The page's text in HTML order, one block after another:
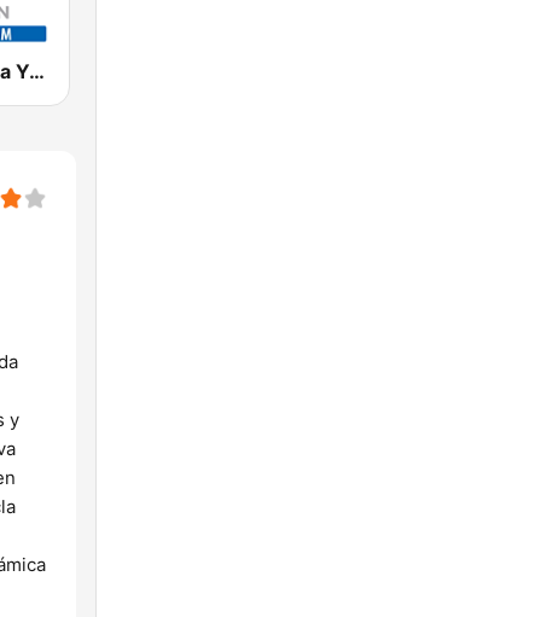
Radio Fórmula Yucatán 94.5 FM
y